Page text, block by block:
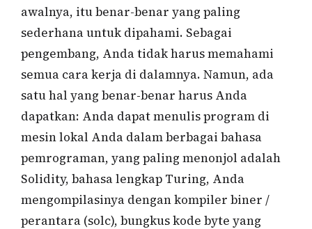
awalnya, itu benar-benar yang paling
sederhana untuk dipahami. Sebagai
pengembang, Anda tidak harus memahami
semua cara kerja di dalamnya. Namun, ada
satu hal yang benar-benar harus Anda
dapatkan: Anda dapat menulis program di
mesin lokal Anda dalam berbagai bahasa
pemrograman, yang paling menonjol adalah
Solidity, bahasa lengkap Turing, Anda
mengompilasinya dengan kompiler biner /
perantara (solc), bungkus kode byte yang